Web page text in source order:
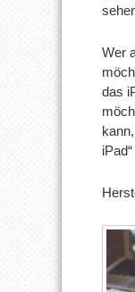
Wer
das